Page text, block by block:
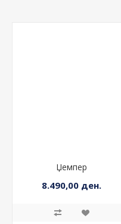
Џемпер
8.490,00 ден.